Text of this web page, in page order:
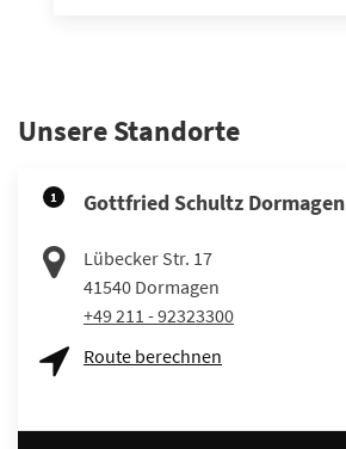
Unsere Standorte
1 Gottfried Schultz Dormagen
Lübecker Str. 17
41540 Dormagen
+49 211 - 92323300
Route berechnen